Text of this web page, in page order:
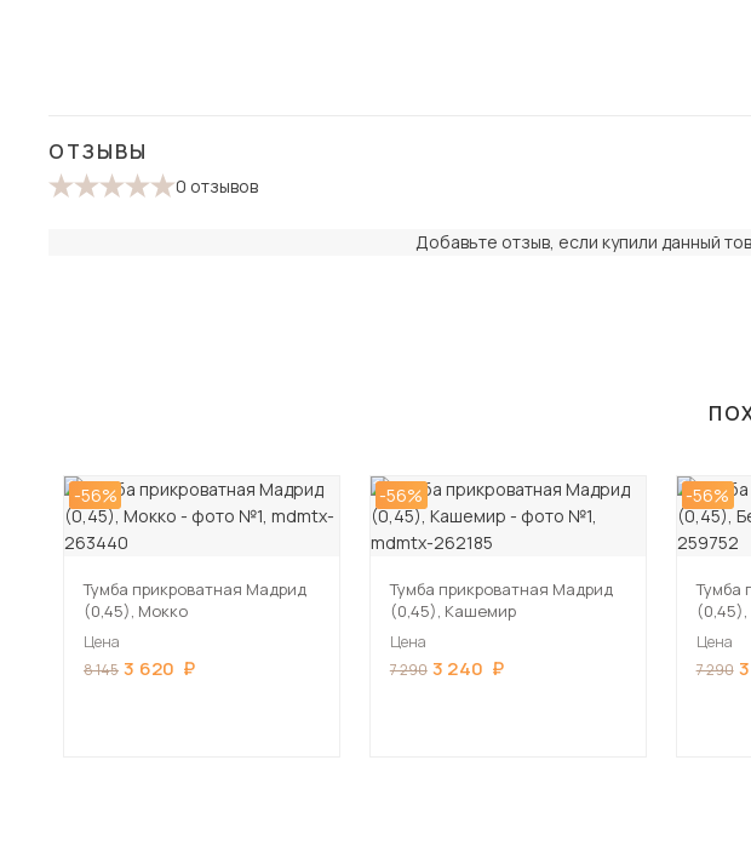
ОТЗЫВЫ
0 отзывов
Добавьте отзыв, если купили данный
-56%
Тумба прикроватная Мадрид
(0,45), Мокко
Цена
8 145 3 620
-56%
Тумба прикроватная Мадрид
(0,45), Кашемир
Цена
7 290 3 240
-56%
Тумба
Цена
7 290